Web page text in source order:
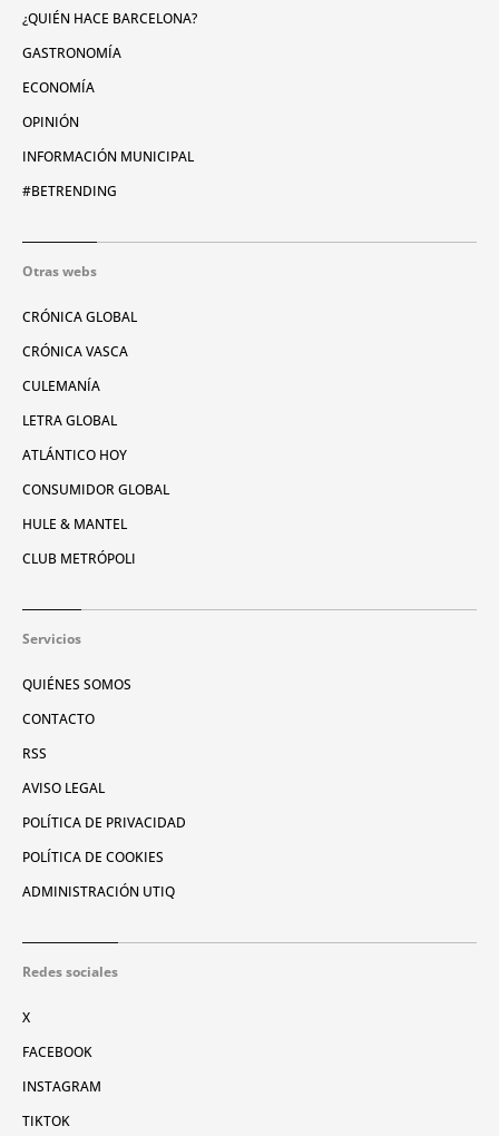
¿QUIÉN HACE BARCELONA?
GASTRONOMÍA
ECONOMÍA
OPINIÓN
INFORMACIÓN MUNICIPAL
#BETRENDING
Otras webs
CRÓNICA GLOBAL
CRÓNICA VASCA
CULEMANÍA
LETRA GLOBAL
ATLÁNTICO HOY
CONSUMIDOR GLOBAL
HULE & MANTEL
CLUB METRÓPOLI
Servicios
QUIÉNES SOMOS
CONTACTO
RSS
AVISO LEGAL
POLÍTICA DE PRIVACIDAD
POLÍTICA DE COOKIES
ADMINISTRACIÓN UTIQ
Redes sociales
X
FACEBOOK
INSTAGRAM
TIKTOK